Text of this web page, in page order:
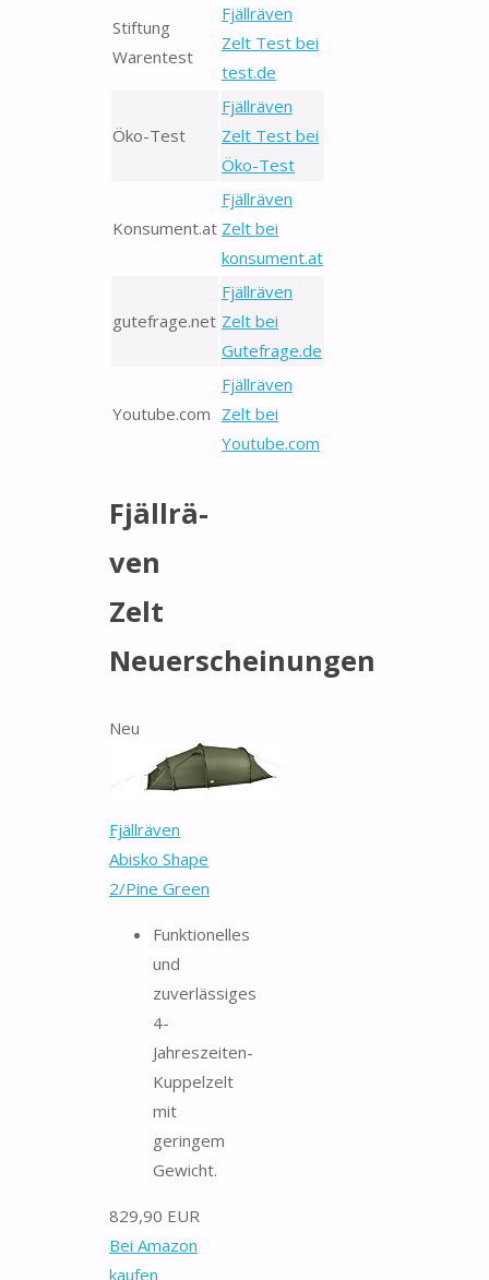
Stiftung
Warentest
Fjäll­rä­ven
Zelt Test bei
test.de
Öko-Test
Fjäll­rä­ven
Zelt Test bei
Öko-Test
Konsument.at
Fjäll­rä­ven
Zelt bei
konsument.at
gutefrage.net
Fjäll­rä­ven
Zelt bei
Gutefrage.de
Youtube.com
Fjäll­rä­ven
Zelt bei
Youtube.com
Fjäll­rä­
ven
Zelt
Neuerscheinungen
Neu
Fjällräven
Abisko Shape
2/Pine Green
Funktionelles
und
zuverlässiges
4-
Jahreszeiten-
Kuppelzelt
mit
geringem
Gewicht.
829,90 EUR
Bei Amazon
kaufen